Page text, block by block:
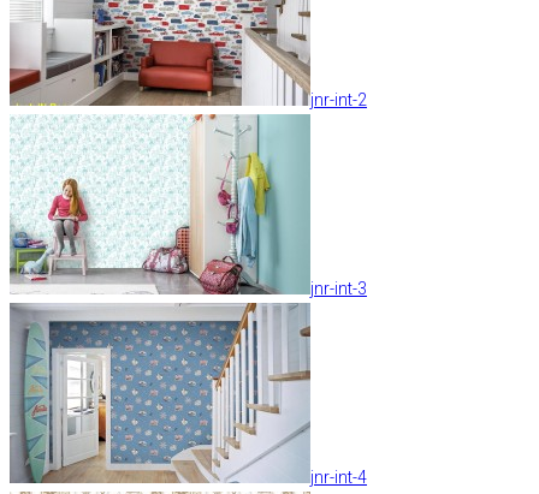
jnr-int-2
jnr-int-3
jnr-int-4